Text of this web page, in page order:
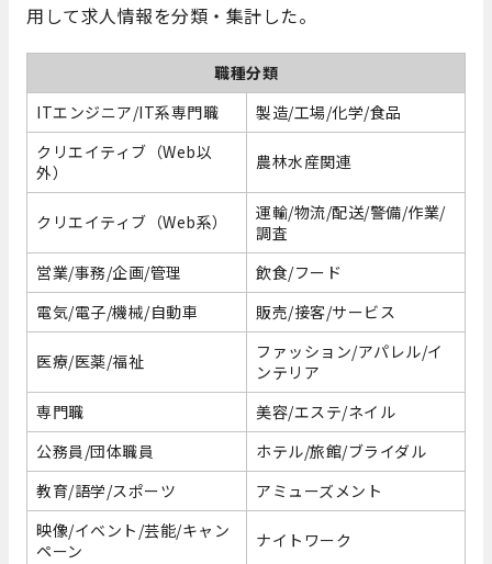
用して求人情報を分類・集計した。
職種分類
ITエンジニア/IT系専門職
製造/工場/化学/食品
クリエイティブ（Web以
外）
農林水産関連
クリエイティブ（Web系）
運輸/物流/配送/警備/作業/
調査
営業/事務/企画/管理
飲食/フード
電気/電子/機械/自動車
販売/接客/サービス
医療/医薬/福祉
ファッション/アパレル/イ
ンテリア
専門職
美容/エステ/ネイル
公務員/団体職員
ホテル/旅館/ブライダル
教育/語学/スポーツ
アミューズメント
映像/イベント/芸能/キャン
ペーン
ナイトワーク